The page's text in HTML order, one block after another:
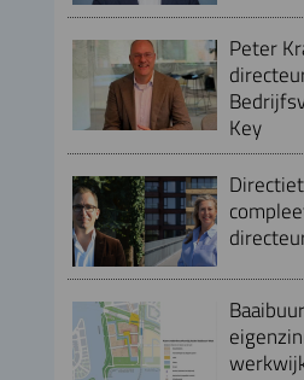
Peter
Key